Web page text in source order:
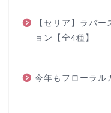
【セリア】ラバ
ョン【全4種】
今年もフローラル